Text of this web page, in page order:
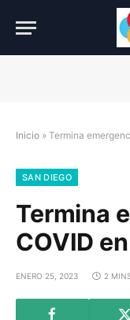
Inicio » Termina
SAN DIEGO
Termina
COVID
ENERO 25, 2023 2